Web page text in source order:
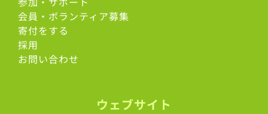
会員・ボランティア募集
寄付をする
採用
お問い合わせ
ウェブサイト